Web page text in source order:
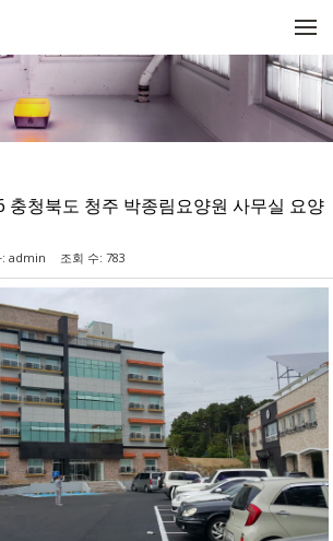
충청북도 청주 박종림요양원 사무실 요양
admin 조회 수: 783